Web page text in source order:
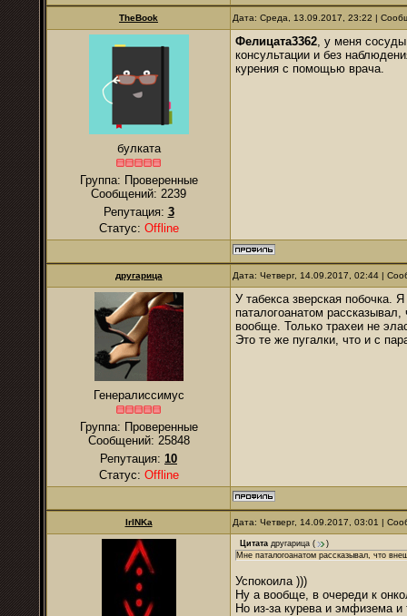
TheBook Дата: Среда, 13.09.2017, 23:22 |
булката
Группа: Проверенные
Сообщений: 2239
Репутация: 3
Статус: Offline
Фелицата3362, у меня
консультации и без
курения с помощью врача.
другарица Дата: Четверг, 14.09.2017, 02:44 |
Генералиссимус
Группа: Проверенные
Сообщений: 25848
Репутация: 10
Статус: Offline
У табекса зверская побочка.
паталогоанатом
вообще. Только трахеи не
Это те же пугалки, что и с
IrINKa Дата: Четверг, 14.09.2017, 03:01 |
Цитата другарица (
)
Мне паталогоанатом рассказывал, что
Успокоила )))
Ну а вообще, в очереди к
Но из-за курева и эмфизема